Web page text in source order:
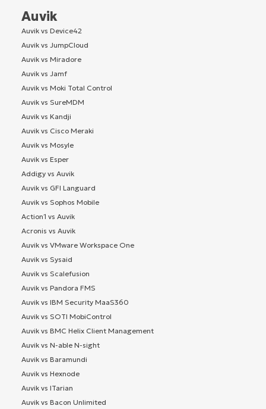
Auvik
Auvik vs Device42
Auvik vs JumpCloud
Auvik vs Miradore
Auvik vs Jamf
Auvik vs Moki Total Control
Auvik vs SureMDM
Auvik vs Kandji
Auvik vs Cisco Meraki
Auvik vs Mosyle
Auvik vs Esper
Addigy vs Auvik
Auvik vs GFI Languard
Auvik vs Sophos Mobile
Action1 vs Auvik
Acronis vs Auvik
Auvik vs VMware Workspace One
Auvik vs Sysaid
Auvik vs Scalefusion
Auvik vs Pandora FMS
Auvik vs IBM Security MaaS360
Auvik vs SOTI MobiControl
Auvik vs BMC Helix Client Management
Auvik vs N-able N-sight
Auvik vs Baramundi
Auvik vs Hexnode
Auvik vs ITarian
Auvik vs Bacon Unlimited